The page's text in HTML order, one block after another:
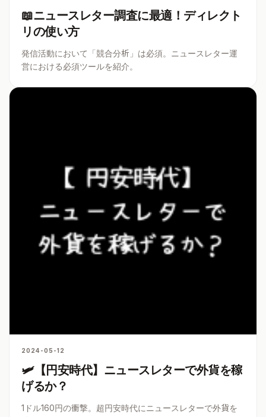
📖ニュースレター調査に最適！ディレクト
リの使い方
発信活動において「競合分析」は必須。ニュースレター運
営における必須ツールを紹介。
2024-05-12
🛩【円安時代】ニュースレターで外貨を稼
げるか？
1ドル160円の衝撃。超円安時代にニュースレターで外貨を